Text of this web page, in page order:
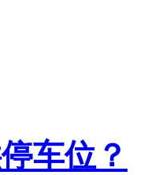
车位？